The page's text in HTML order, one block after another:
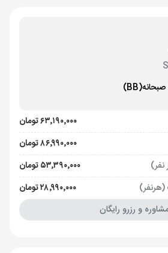
صبحانه(BB)
۶۳٬۱۹۰٬۰۰۰ تومان
۸۶٬۹۹۰٬۰۰۰ تومان
۵۳٬۳۹۰٬۰۰۰ تومان
۲۸٬۹۹۰٬۰۰۰ تومان
و رزرو رایگان